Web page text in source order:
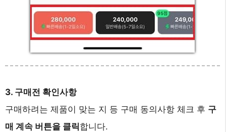
3. 구매전 확인사항
구매하려는 제품이 맞는 지 등 구매 동의사항 체크 후 구
매 계속 버튼을 클릭합니다.